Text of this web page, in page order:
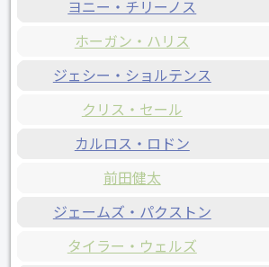
ヨニー・チリーノス
ホーガン・ハリス
ジェシー・ショルテンス
クリス・セール
カルロス・ロドン
前田健太
ジェームズ・パクストン
タイラー・ウェルズ